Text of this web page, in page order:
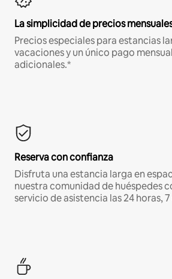
La simplicidad de precios
Precios especiales para estancias
vacaciones y un único pago
adicionales.*
Reserva con confianza
Disfruta una estancia larga en
nuestra comunidad de huéspedes
servicio de asistencia las 24 horas, 7